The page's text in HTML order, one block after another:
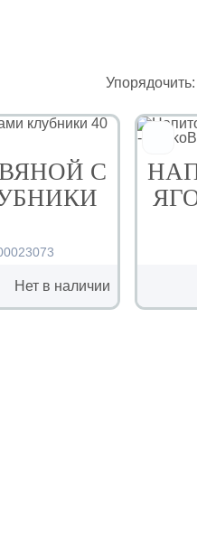
Упорядочить:
С
Нет в наличии